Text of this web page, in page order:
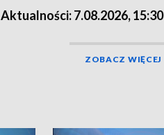
Aktualności: 7.08.2026, 15:30
ZOBACZ WIĘCEJ